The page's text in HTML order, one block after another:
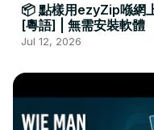
📦 點樣用ezyZip喺網
[粵語] | 無需安裝軟體
Jul 12, 2026